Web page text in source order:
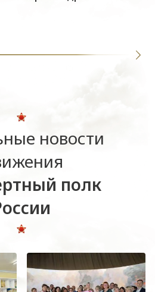
новости
полк